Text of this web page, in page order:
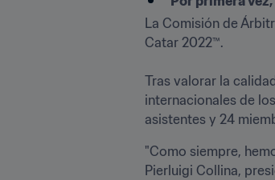
La Comisión de
Catar 2022™.
Tras valorar la
internacionales de
asistentes y 24
"Como siempre,
Pierluigi Collina,